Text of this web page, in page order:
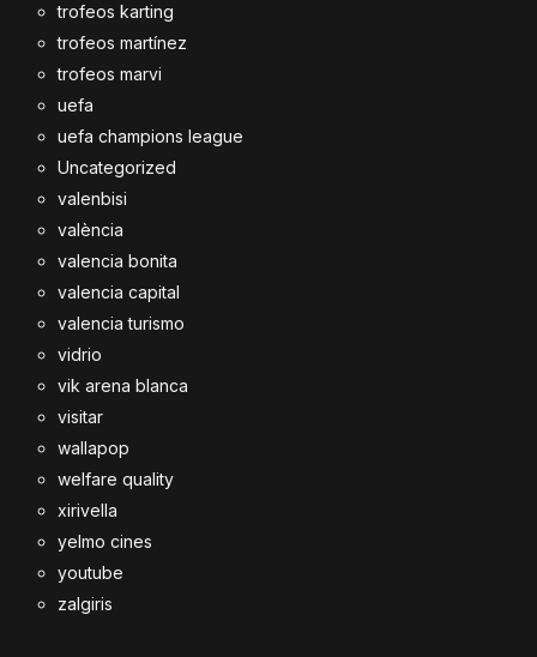
trofeos karting
trofeos martínez
trofeos marvi
uefa
uefa champions league
Uncategorized
valenbisi
valència
valencia bonita
valencia capital
valencia turismo
vidrio
vik arena blanca
visitar
wallapop
welfare quality
xirivella
yelmo cines
youtube
zalgiris